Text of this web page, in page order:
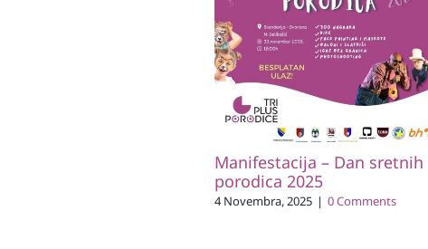
Manifestacija – Dan sretnih
porodica 2025
4 Novembra, 2025 | 0 Comments